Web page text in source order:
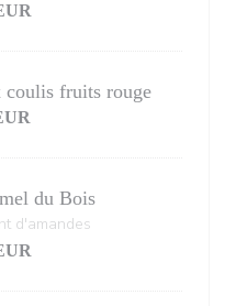
coulis fruits rouge
du Bois
d'amandes